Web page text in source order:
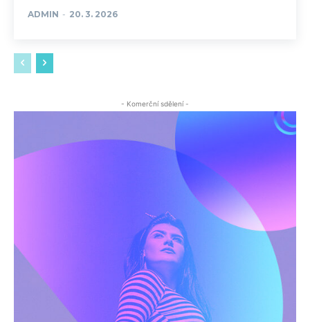
ADMIN - 20. 3. 2026
- Komerční sdělení -